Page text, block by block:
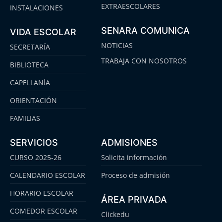
INSTALACIONES
VIDA ESCOLAR
SECRETARÍA
BIBLIOTECA
CAPELLANÍA
ORIENTACIÓN
FAMILIAS
EXTRAESCOLARES
SENARA COMUNICA
NOTICIAS
TRABAJA CON NOSOTROS
SERVICIOS
CURSO 2025-26
CALENDARIO ESCOLAR
HORARIO ESCOLAR
COMEDOR ESCOLAR
ADMISIONES
Solicita información
Proceso de admisión
ÁREA PRIVADA
Clickedu